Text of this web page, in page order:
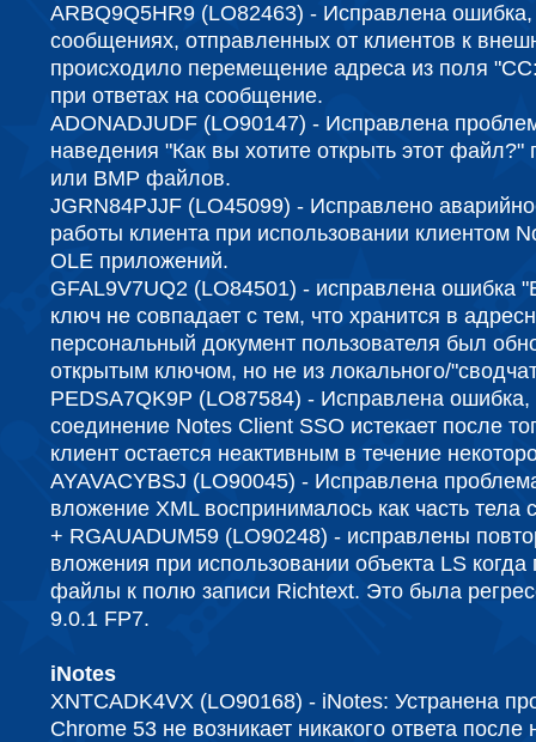
ARBQ9Q5HR9 (LO82463) - Исправлена ​​ошибка,
сообщениях, отправленных от клиентов к
происходило перемещение адреса из поля
при ответах на сообщение.
ADONADJUDF (LO90147) - Исправлена
наведения "Как вы хотите открыть этот файл?"
или BMP файлов.
JGRN84PJJF (LO45099) - Исправлено
работы клиента при использовании клиентом
OLE приложений.
GFAL9V7UQ2 (LO84501) - исправлена ошибка
ключ не совпадает с тем, что хранится в
персональный документ пользователя был
открытым ключом, но не из локального/
PEDSA7QK9P (LO87584) - Исправлена ​​ошибка,
соединение Notes Client SSO истекает после
клиент остается неактивным в течение
AYAVACYBSJ (LO90045) - Исправлена
вложение XML воспринималось как часть тела
+ RGAUADUM59 (LO90248) - исправлены
вложения при использовании объекта LS когда
файлы к полю записи Richtext. Это была
9.0.1 FP7.
iNotes
XNTCADK4VX (LO90168) - iNotes: Устранена
Chrome 53 не возникает никакого ответа после